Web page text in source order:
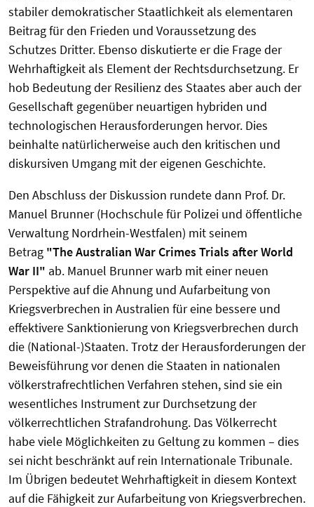
stabiler demokratischer Staatlichkeit als elementaren
Beitrag für den Frieden und Voraussetzung des
Schutzes Dritter. Ebenso diskutierte er die Frage der
Wehrhaftigkeit als Element der Rechtsdurchsetzung. Er
hob Bedeutung der Resilienz des Staates aber auch der
Gesellschaft gegenüber neuartigen hybriden und
technologischen Herausforderungen hervor. Dies
beinhalte natürlicherweise auch den kritischen und
diskursiven Umgang mit der eigenen Geschichte.
Den Abschluss der Diskussion rundete dann Prof. Dr.
Manuel Brunner (Hochschule für Polizei und öffentliche
Verwaltung Nordrhein-Westfalen) mit seinem
Betrag "The Australian War Crimes Trials after World
War II" ab. Manuel Brunner warb mit einer neuen
Perspektive auf die Ahnung und Aufarbeitung von
Kriegsverbrechen in Australien für eine bessere und
effektivere Sanktionierung von Kriegsverbrechen durch
die (National-)Staaten. Trotz der Herausforderungen der
Beweisführung vor denen die Staaten in nationalen
völkerstrafrechtlichen Verfahren stehen, sind sie ein
wesentliches Instrument zur Durchsetzung der
völkerrechtlichen Strafandrohung. Das Völkerrecht
habe viele Möglichkeiten zu Geltung zu kommen – dies
sei nicht beschränkt auf rein Internationale Tribunale.
Im Übrigen bedeutet Wehrhaftigkeit in diesem Kontext
auf die Fähigkeit zur Aufarbeitung von Kriegsverbrechen.